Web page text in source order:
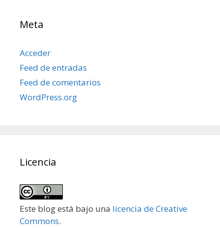
Meta
Acceder
Feed de entradas
Feed de comentarios
WordPress.org
Licencia
Este blog está bajo una licencia de Creative
Commons.